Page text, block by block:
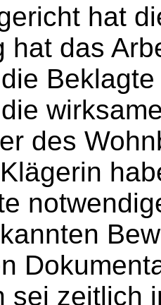
hat
hat das
des
sei zeitlich